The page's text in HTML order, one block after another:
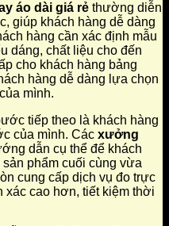
áo dài giá rẻ thường diễn
giúp khách hàng dễ dàng
hàng cần xác định mẫu
dáng, chất liệu cho đến
cho khách hàng bảng
hàng dễ dàng lựa chọn
mình.
tiếp theo là khách hàng
của mình. Các xưởng
dẫn cụ thể để khách
phẩm cuối cùng vừa
cung cấp dịch vụ đo trực
xác cao hơn, tiết kiệm thời